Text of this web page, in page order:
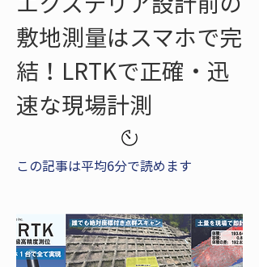
敷地測量はスマホで完
結！LRTKで正確・迅
速な現場計測
この記事は平均6分で読めます